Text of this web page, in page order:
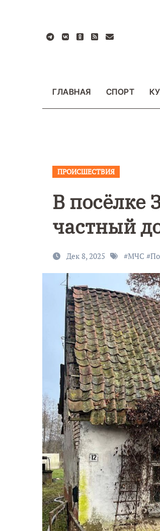
содержанию
ГЛАВНАЯ СПОРТ
ПРОИСШЕСТВИЯ
В посёлке
частный
Дек 8, 2025 #МЧС #
9